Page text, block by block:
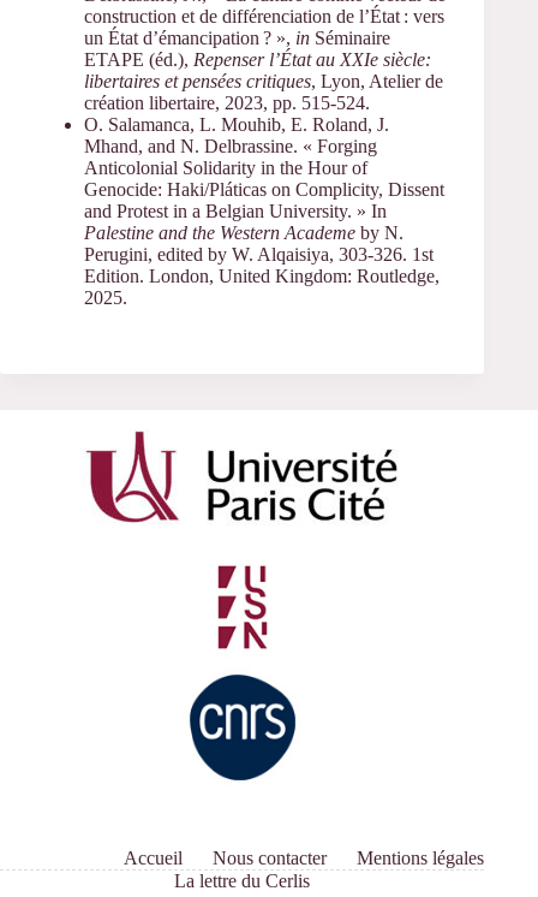
construction et de différenciation de l’État : vers
un État d’émancipation ? », in Séminaire
ETAPE (éd.), Repenser l’État au XXIe siècle:
libertaires et pensées critiques, Lyon, Atelier de
création libertaire, 2023, pp. 515‑524.
O. Salamanca, L. Mouhib, E. Roland, J.
Mhand, and N. Delbrassine. « Forging
Anticolonial Solidarity in the Hour of
Genocide: Haki/Pláticas on Complicity, Dissent
and Protest in a Belgian University. » In
Palestine and the Western Academe by N.
Perugini, edited by W. Alqaisiya, 303-326. 1st
Edition. London, United Kingdom: Routledge,
2025.
Accueil Nous contacter
Mentions légales
La lettre du Cerlis